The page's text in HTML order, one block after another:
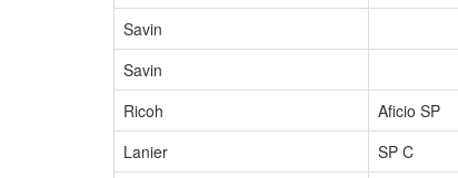
Savin
Savin
Ricoh
Aficio SP
Lanier
SP C